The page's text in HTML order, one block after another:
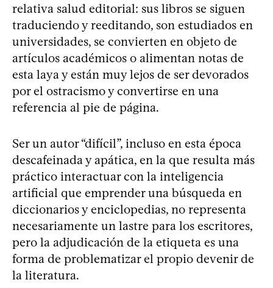
relativa salud editorial: sus libros se siguen
traduciendo y reeditando, son estudiados en
universidades, se convierten en objeto de
artículos académicos o alimentan notas de
esta laya y están muy lejos de ser devorados
por el ostracismo y convertirse en una
referencia al pie de página.
Ser un autor “difícil”, incluso en esta época
descafeinada y apática, en la que resulta más
práctico interactuar con la inteligencia
artificial que emprender una búsqueda en
diccionarios y enciclopedias, no representa
necesariamente un lastre para los escritores,
pero la adjudicación de la etiqueta es una
forma de problematizar el propio devenir de
la literatura.